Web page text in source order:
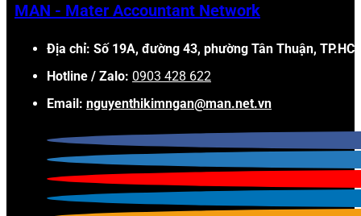
MAN - Mater Accountant Network
Địa chỉ: Số 19A, đường 43, phường Tân Thuận,
Hotline / Zalo: 0903 428 622
Email: nguyenthikimngan@man.net.vn